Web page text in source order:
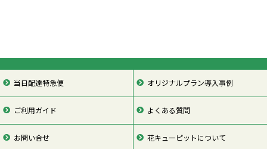
当日配達特急便 オリジナルプラン導入事例
ご利用ガイド よくある質問
お問い合せ 花キューピットについて